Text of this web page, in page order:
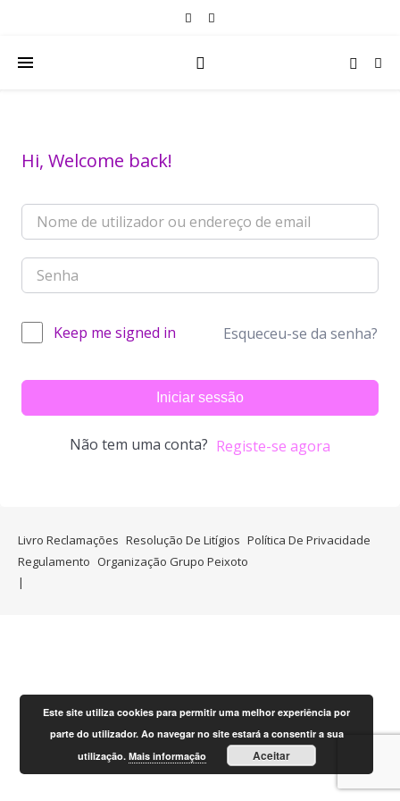
Hi, Welcome back!
Keep me signed in Esqueceu-se da senha?
Iniciar sessão
Não tem uma conta? Registe-se agora
Livro Reclamações Resolução De Litígios Política De Privacidade
Regulamento Organização Grupo Peixoto
Este site utiliza cookies para permitir uma melhor experiência por
parte do utilizador. Ao navegar no site estará a consentir a sua
utilização. Mais informação Aceitar